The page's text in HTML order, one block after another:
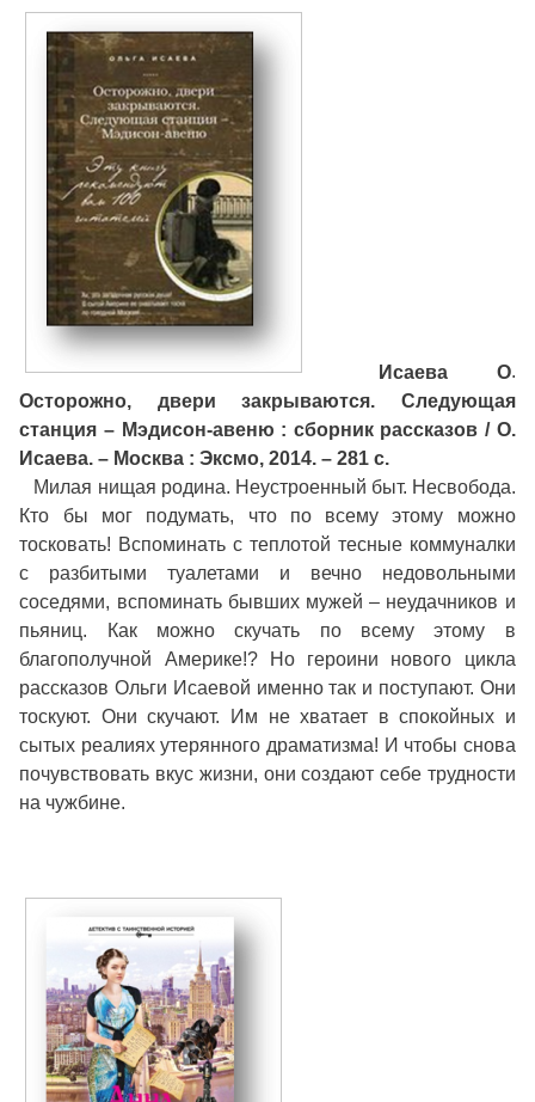
Исаева О.
Осторожно, двери закрываются. Следующая
станция – Мэдисон-авеню : сборник рассказов / О.
Исаева. – Москва : Эксмо, 2014. – 281 с.
Милая нищая родина. Неустроенный быт. Несвобода.
Кто бы мог подумать, что по всему этому можно
тосковать! Вспоминать с теплотой тесные коммуналки
с разбитыми туалетами и вечно недовольными
соседями, вспоминать бывших мужей – неудачников и
пьяниц. Как можно скучать по всему этому в
благополучной Америке!? Но героини нового цикла
рассказов Ольги Исаевой именно так и поступают. Они
тоскуют. Они скучают. Им не хватает в спокойных и
сытых реалиях утерянного драматизма! И чтобы снова
почувствовать вкус жизни, они создают себе трудности
на чужбине.